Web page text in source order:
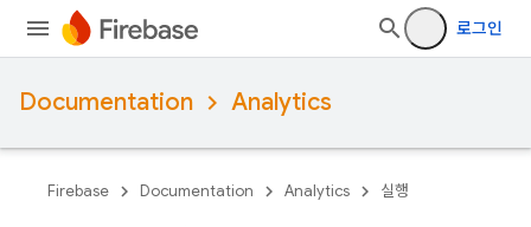
로그인
Documentation Analytics
Firebase Documentation Analytics 실행